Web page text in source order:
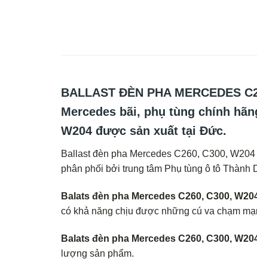
BALLAST ĐÈN PHA MERCEDES
Mercedes bãi, phụ tùng chính
W204 được sản xuất tại Đức.
Ballast đèn pha Mercedes C260, C300,
phân phối bởi trung tâm Phụ tùng ô tô Thành
Balats đèn pha Mercedes C260, C300,
có khả năng chịu được những cú va chạm
Balats đèn pha Mercedes C260, C300,
lượng sản phẩm.